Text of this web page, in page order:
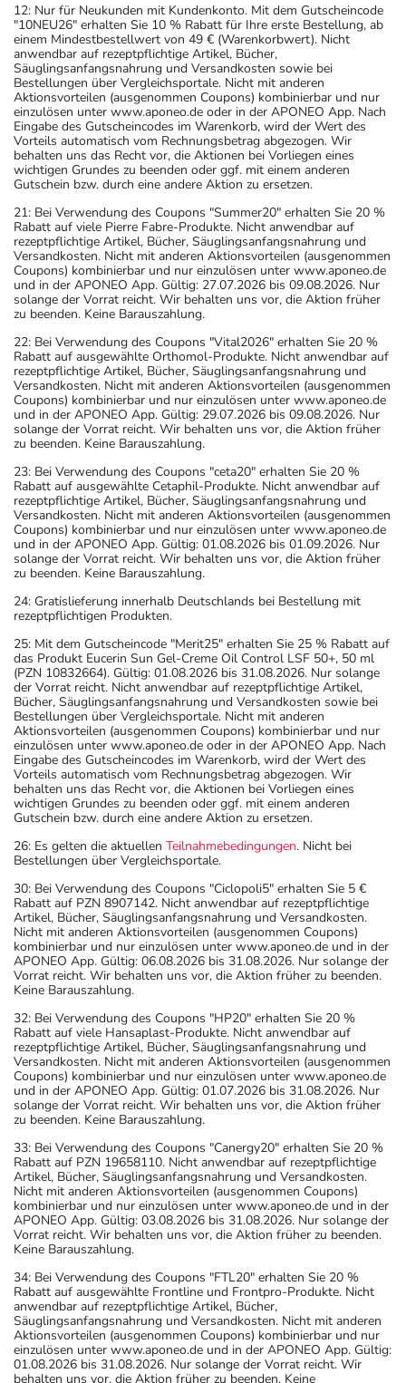
12: Nur für Neukunden mit Kundenkonto. Mit dem Gutscheincode
"10NEU26" erhalten Sie 10 % Rabatt für Ihre erste Bestellung, ab
einem Mindestbestellwert von 49 € (Warenkorbwert). Nicht
anwendbar auf rezeptpflichtige Artikel, Bücher,
Säuglingsanfangsnahrung und Versandkosten sowie bei
Bestellungen über Vergleichsportale. Nicht mit anderen
Aktionsvorteilen (ausgenommen Coupons) kombinierbar und nur
einzulösen unter www.aponeo.de oder in der APONEO App. Nach
Eingabe des Gutscheincodes im Warenkorb, wird der Wert des
Vorteils automatisch vom Rechnungsbetrag abgezogen. Wir
behalten uns das Recht vor, die Aktionen bei Vorliegen eines
wichtigen Grundes zu beenden oder ggf. mit einem anderen
Gutschein bzw. durch eine andere Aktion zu ersetzen.
21: Bei Verwendung des Coupons "Summer20" erhalten Sie 20 %
Rabatt auf viele Pierre Fabre-Produkte. Nicht anwendbar auf
rezeptpflichtige Artikel, Bücher, Säuglingsanfangsnahrung und
Versandkosten. Nicht mit anderen Aktionsvorteilen (ausgenommen
Coupons) kombinierbar und nur einzulösen unter www.aponeo.de
und in der APONEO App. Gültig: 27.07.2026 bis 09.08.2026. Nur
solange der Vorrat reicht. Wir behalten uns vor, die Aktion früher
zu beenden. Keine Barauszahlung.
22: Bei Verwendung des Coupons "Vital2026" erhalten Sie 20 %
Rabatt auf ausgewählte Orthomol-Produkte. Nicht anwendbar auf
rezeptpflichtige Artikel, Bücher, Säuglingsanfangsnahrung und
Versandkosten. Nicht mit anderen Aktionsvorteilen (ausgenommen
Coupons) kombinierbar und nur einzulösen unter www.aponeo.de
und in der APONEO App. Gültig: 29.07.2026 bis 09.08.2026. Nur
solange der Vorrat reicht. Wir behalten uns vor, die Aktion früher
zu beenden. Keine Barauszahlung.
23: Bei Verwendung des Coupons "ceta20" erhalten Sie 20 %
Rabatt auf ausgewählte Cetaphil-Produkte. Nicht anwendbar auf
rezeptpflichtige Artikel, Bücher, Säuglingsanfangsnahrung und
Versandkosten. Nicht mit anderen Aktionsvorteilen (ausgenommen
Coupons) kombinierbar und nur einzulösen unter www.aponeo.de
und in der APONEO App. Gültig: 01.08.2026 bis 01.09.2026. Nur
solange der Vorrat reicht. Wir behalten uns vor, die Aktion früher
zu beenden. Keine Barauszahlung.
24: Gratislieferung innerhalb Deutschlands bei Bestellung mit
rezeptpflichtigen Produkten.
25: Mit dem Gutscheincode "Merit25" erhalten Sie 25 % Rabatt auf
das Produkt Eucerin Sun Gel-Creme Oil Control LSF 50+, 50 ml
(PZN 10832664). Gültig: 01.08.2026 bis 31.08.2026. Nur solange
der Vorrat reicht. Nicht anwendbar auf rezeptpflichtige Artikel,
Bücher, Säuglingsanfangsnahrung und Versandkosten sowie bei
Bestellungen über Vergleichsportale. Nicht mit anderen
Aktionsvorteilen (ausgenommen Coupons) kombinierbar und nur
einzulösen unter www.aponeo.de oder in der APONEO App. Nach
Eingabe des Gutscheincodes im Warenkorb, wird der Wert des
Vorteils automatisch vom Rechnungsbetrag abgezogen. Wir
behalten uns das Recht vor, die Aktionen bei Vorliegen eines
wichtigen Grundes zu beenden oder ggf. mit einem anderen
Gutschein bzw. durch eine andere Aktion zu ersetzen.
26: Es gelten die aktuellen Teilnahmebedingungen. Nicht bei
Bestellungen über Vergleichsportale.
30: Bei Verwendung des Coupons "Ciclopoli5" erhalten Sie 5 €
Rabatt auf PZN 8907142. Nicht anwendbar auf rezeptpflichtige
Artikel, Bücher, Säuglingsanfangsnahrung und Versandkosten.
Nicht mit anderen Aktionsvorteilen (ausgenommen Coupons)
kombinierbar und nur einzulösen unter www.aponeo.de und in der
APONEO App. Gültig: 06.08.2026 bis 31.08.2026. Nur solange der
Vorrat reicht. Wir behalten uns vor, die Aktion früher zu beenden.
Keine Barauszahlung.
32: Bei Verwendung des Coupons "HP20" erhalten Sie 20 %
Rabatt auf viele Hansaplast-Produkte. Nicht anwendbar auf
rezeptpflichtige Artikel, Bücher, Säuglingsanfangsnahrung und
Versandkosten. Nicht mit anderen Aktionsvorteilen (ausgenommen
Coupons) kombinierbar und nur einzulösen unter www.aponeo.de
und in der APONEO App. Gültig: 01.07.2026 bis 31.08.2026. Nur
solange der Vorrat reicht. Wir behalten uns vor, die Aktion früher
zu beenden. Keine Barauszahlung.
33: Bei Verwendung des Coupons "Canergy20" erhalten Sie 20 %
Rabatt auf PZN 19658110. Nicht anwendbar auf rezeptpflichtige
Artikel, Bücher, Säuglingsanfangsnahrung und Versandkosten.
Nicht mit anderen Aktionsvorteilen (ausgenommen Coupons)
kombinierbar und nur einzulösen unter www.aponeo.de und in der
APONEO App. Gültig: 03.08.2026 bis 31.08.2026. Nur solange der
Vorrat reicht. Wir behalten uns vor, die Aktion früher zu beenden.
Keine Barauszahlung.
34: Bei Verwendung des Coupons "FTL20" erhalten Sie 20 %
Rabatt auf ausgewählte Frontline und Frontpro-Produkte. Nicht
anwendbar auf rezeptpflichtige Artikel, Bücher,
Säuglingsanfangsnahrung und Versandkosten. Nicht mit anderen
Aktionsvorteilen (ausgenommen Coupons) kombinierbar und nur
einzulösen unter www.aponeo.de und in der APONEO App. Gültig:
01.08.2026 bis 31.08.2026. Nur solange der Vorrat reicht. Wir
behalten uns vor, die Aktion früher zu beenden. Keine